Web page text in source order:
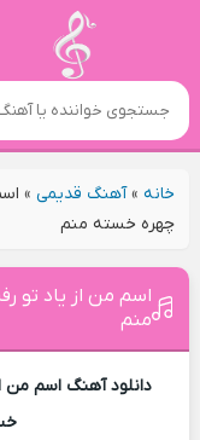
خانه»آهنگ قدیمی»
چهره خسته منم
اسم من از یاد تو
منم
دانلود آهنگ اسم من